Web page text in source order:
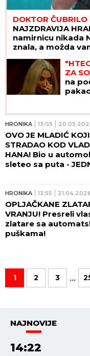
DOKTOR ČUBRILO
NAJZDRAVIJA
namirnicu nikada
znala, a možda
ZA
na
HRONIKA 13:05
OVO JE MLADIĆ
STRADAO KOD
HANA! Bio u
sleteo sa puta -
HRONIKA 13:55
OPLJAČKANE
VRANJU! Presreli
zlatare sa
puškama!
1 2 3 ...
NAJNOVIJE
14:22